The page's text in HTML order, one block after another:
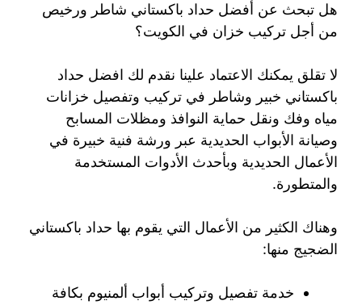
هل تبحث عن أفضل حداد باكستاني شاطر ورخيص
من أجل تركيب خزان في الكويت؟
لا تقلق يمكنك الاعتماد علينا نقدم لك افضل حداد
باكستاني خبير وشاطر في تركيب وتفصيل خزانات
مياه وفك ونقل حماية النوافذ ومظلات المسابح
وصيانة الأبواب الحديدية عبر ورشة فنية خبيرة في
الأعمال الحديدية وبأحدث الأدوات المستخدمة
والمتطورة.
وهناك الكثير من الأعمال التي يقوم بها حداد باكستاني
الضجيج منها:
خدمة تفصيل وتركيب أبواب ألمنيوم بكافة